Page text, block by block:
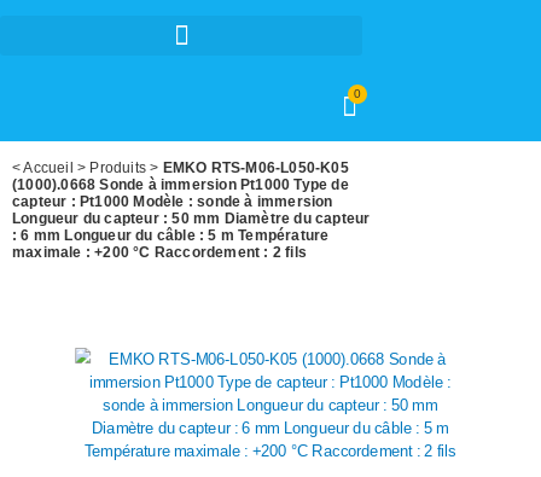
0
<Accueil > Produits > EMKO RTS-M06-L050-K05
(1000).0668 Sonde à immersion Pt1000 Type de
capteur : Pt1000 Modèle : sonde à immersion
Longueur du capteur : 50 mm Diamètre du capteur
: 6 mm Longueur du câble : 5 m Température
maximale : +200 °C Raccordement : 2 fils